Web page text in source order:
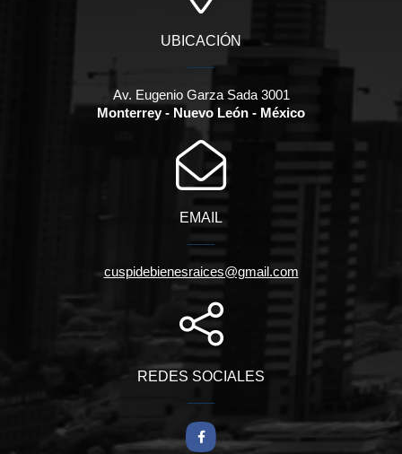
UBICACIÓN
Av. Eugenio Garza Sada 3001
Monterrey - Nuevo León - México
EMAIL
cuspidebienesraices@gmail.com
REDES SOCIALES
Facebook